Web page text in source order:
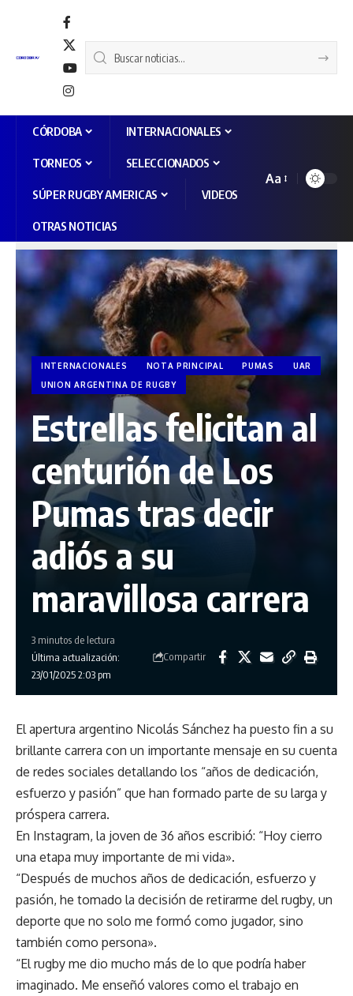
CÓRDOBA INTERNACIONALES
TORNEOS SELECCIONADOS
SÚPER RUGBY AMERICAS VIDEOS
OTRAS NOTICIAS
Aa
INTERNACIONALES NOTA PRINCIPAL PUMAS
UAR
UNION ARGENTINA DE RUGBY
Estrellas felicitan al
centurión de Los
Pumas tras decir
adiós a su
maravillosa carrera
Última actualización:
23/01/2025 2:03 pm
3 minutos de lectura
Compartir
El apertura argentino Nicolás Sánchez ha puesto fin a su
brillante carrera con un importante mensaje en su cuenta
de redes sociales detallando los “años de dedicación,
esfuerzo y pasión” que han formado parte de su larga y
próspera carrera.
En Instagram, la joven de 36 años escribió: “Hoy cierro
una etapa muy importante de mi vida».
“Después de muchos años de dedicación, esfuerzo y
pasión, he tomado la decisión de retirarme del rugby, un
deporte que no solo me formó como jugador, sino
también como persona».
“El rugby me dio mucho más de lo que podría haber
imaginado. Me enseñó valores como el trabajo en